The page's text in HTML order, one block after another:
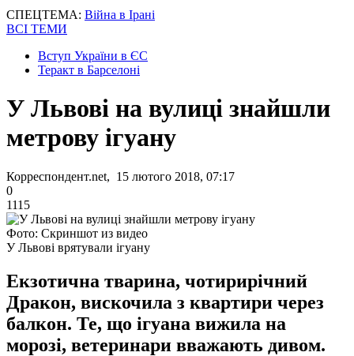
СПЕЦТЕМА: Війна в Ірані
ВСІ ТЕМИ
Вступ України в ЄС
Теракт в Барселоні
У Львові на вулиці знайшли
метрову ігуану
Корреспондент.net, 15 лютого 2018, 07:17
0
1115
Фото: Скриншот из видео
У Львові врятували ігуану
Екзотична тварина, чотирирічний
Дракон, вискочила з квартири через
балкон. Те, що ігуана вижила на
морозі, ветеринари вважають дивом.